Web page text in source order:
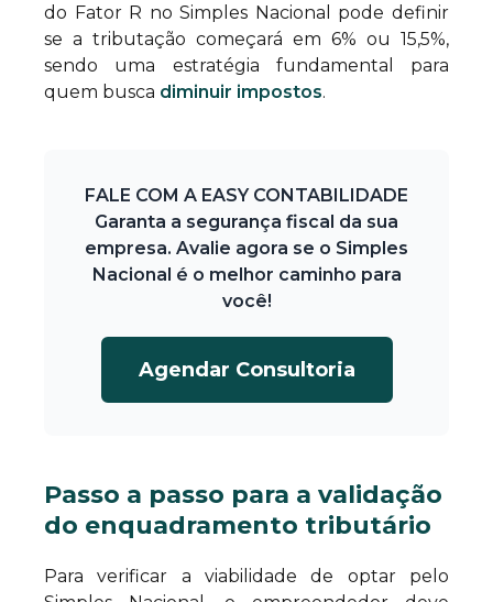
do Fator R no Simples Nacional pode definir
se a tributação começará em 6% ou 15,5%,
sendo uma estratégia fundamental para
quem busca diminuir impostos.
FALE COM A EASY CONTABILIDADE
Garanta a segurança fiscal da sua
empresa. Avalie agora se o Simples
Nacional é o melhor caminho para
você!
Agendar Consultoria
Passo a passo para a validação
do enquadramento tributário
Para verificar a viabilidade de optar pelo